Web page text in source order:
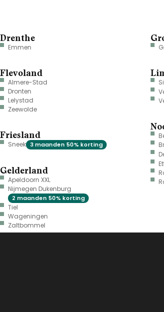
Drenthe
Emmen
Flevoland
Almere-Stad
Dronten
Lelystad
Zeewolde
Friesland
Sneek 3 maanden 50% korting
Gelderland
Apeldoorn XXL
Nijmegen Dukenburg
2 maanden 50% korting
Tiel
Wageningen
Zaltbommel